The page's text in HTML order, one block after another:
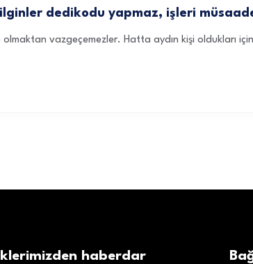
dedikodu yapmaz, işleri
olmaktan vazgeçemezler. Hatta aydın kişi oldukları
haberdar